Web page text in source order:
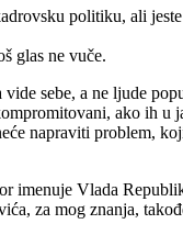
politiku, ali
glas ne vuče.
sebe, a ne ljude
ako ih u
napraviti problem,
Vlada
za mog znanja,